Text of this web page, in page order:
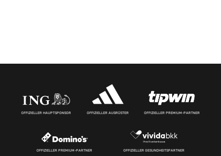
OFFIZIELLER HAUPTSPONSOR OFFIZIELLER AUSRÜSTER OFFIZIELLER PREMIUM-PARTNER
OFFIZIELLER PREMIUM-PARTNER OFFIZIELLER GESUNDHEITSPARTNER